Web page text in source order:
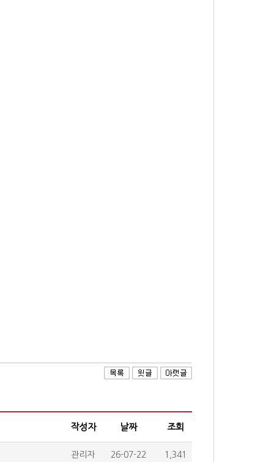
작성자 날짜 조회
관리자 26-07-22 1,341